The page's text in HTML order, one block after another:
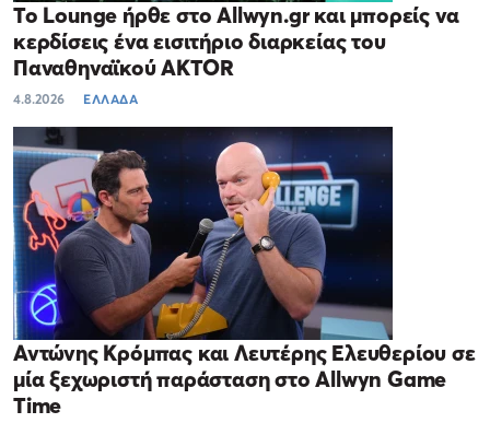
Το Lounge ήρθε στο Allwyn.gr και μπορείς να
κερδίσεις ένα εισιτήριο διαρκείας του
Παναθηναϊκού AKTOR
4.8.2026 ΕΛΛΑΔΑ
Αντώνης Κρόμπας και Λευτέρης Ελευθερίου σε
μία ξεχωριστή παράσταση στο Allwyn Game
Time